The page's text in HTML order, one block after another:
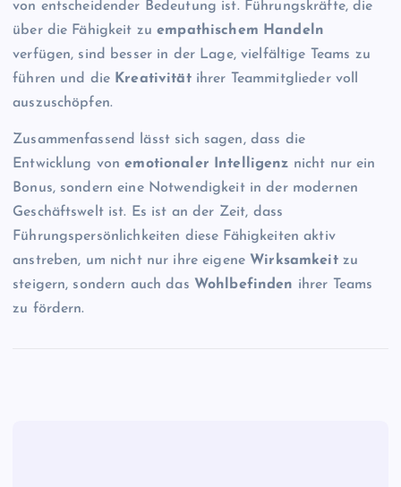
von entscheidender Bedeutung ist. Führungskräfte, die
über die Fähigkeit zuempathischem Handeln
verfügen, sind besser in der Lage, vielfältige Teams zu
führen und die Kreativitätihrer Teammitglieder voll
auszuschöpfen.
Zusammenfassend lässt sich sagen, dass die
Entwicklung vonemotionaler Intelligenz nicht nur ein
Bonus, sondern eine Notwendigkeit in der modernen
Geschäftswelt ist. Es ist an der Zeit, dass
Führungspersönlichkeiten diese Fähigkeiten aktiv
anstreben, um nicht nur ihre eigene Wirksamkeitzu
steigern, sondern auch das Wohlbefinden ihrer Teams
zu fördern.